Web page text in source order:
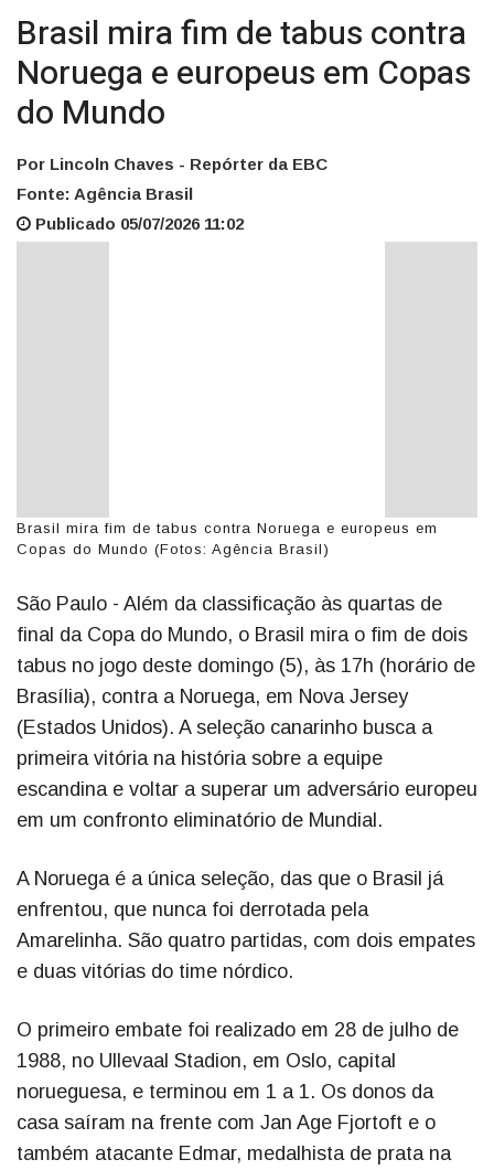
Brasil mira fim de tabus contra
Noruega e europeus em Copas
do Mundo
Por Lincoln Chaves - Repórter da EBC
Fonte: Agência Brasil
Publicado 05/07/2026 11:02
Brasil mira fim de tabus contra Noruega e europeus em
Copas do Mundo (Fotos: Agência Brasil)
São Paulo - Além da classificação às quartas de
final da Copa do Mundo, o Brasil mira o fim de dois
tabus no jogo deste domingo (5), às 17h (horário de
Brasília), contra a Noruega, em Nova Jersey
(Estados Unidos). A seleção canarinho busca a
primeira vitória na história sobre a equipe
escandina e voltar a superar um adversário europeu
em um confronto eliminatório de Mundial.
A Noruega é a única seleção, das que o Brasil já
enfrentou, que nunca foi derrotada pela
Amarelinha. São quatro partidas, com dois empates
e duas vitórias do time nórdico.
O primeiro embate foi realizado em 28 de julho de
1988, no Ullevaal Stadion, em Oslo, capital
norueguesa, e terminou em 1 a 1. Os donos da
casa saíram na frente com Jan Age Fjortoft e o
também atacante Edmar, medalhista de prata na